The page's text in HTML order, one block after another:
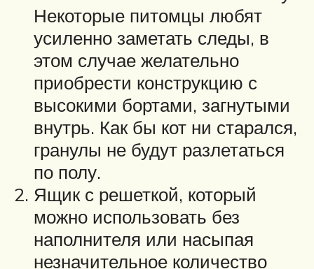
Некоторые питомцы любят
усиленно заметать следы, в
этом случае желательно
приобрести конструкцию с
высокими бортами, загнутыми
внутрь. Как бы кот ни старался,
гранулы не будут разлетаться
по полу.
Ящик с решеткой, который
можно использовать без
наполнителя или насыпая
незначительное количество